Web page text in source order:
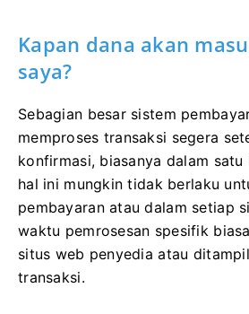
Kapan dana akan
saya?
Sebagian besar sistem
memproses transaksi segera
konfirmasi, biasanya dalam satu
hal ini mungkin tidak berlaku
pembayaran atau dalam setiap
waktu pemrosesan spesifik
situs web penyedia atau
transaksi.